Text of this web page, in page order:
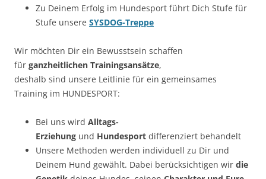
Zu Deinem Erfolg im Hundesport führt Dich Stufe für
Stufe unsere SYSDOG-Treppe
Wir möchten Dir ein Bewusstsein schaffen
für ganzheitlichen Trainingsansätze,
deshalb sind unsere Leitlinie für ein gemeinsames
Training im HUNDESPORT:
Bei uns wird Alltags-
Erziehung und Hundesport differenziert behandelt
Unsere Methoden werden individuell zu Dir und
Deinem Hund gewählt. Dabei berücksichtigen wir die